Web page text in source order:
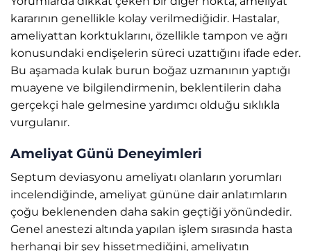
kararının genellikle kolay verilmediğidir. Hastalar,
ameliyattan korktuklarını, özellikle tampon ve ağrı
konusundaki endişelerin süreci uzattığını ifade eder.
Bu aşamada kulak burun boğaz uzmanının yaptığı
muayene ve bilgilendirmenin, beklentilerin daha
gerçekçi hale gelmesine yardımcı olduğu sıklıkla
vurgulanır.
Ameliyat Günü Deneyimleri
Septum deviasyonu ameliyatı olanların yorumları
incelendiğinde, ameliyat gününe dair anlatımların
çoğu beklenenden daha sakin geçtiği yönündedir.
Genel anestezi altında yapılan işlem sırasında hasta
herhangi bir şey hissetmediğini, ameliyatın